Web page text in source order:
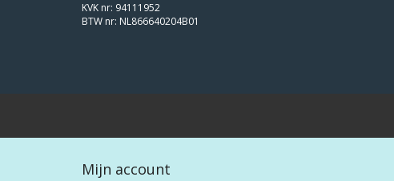
KVK nr: 94111952
BTW nr: NL866640204B01
Mijn account